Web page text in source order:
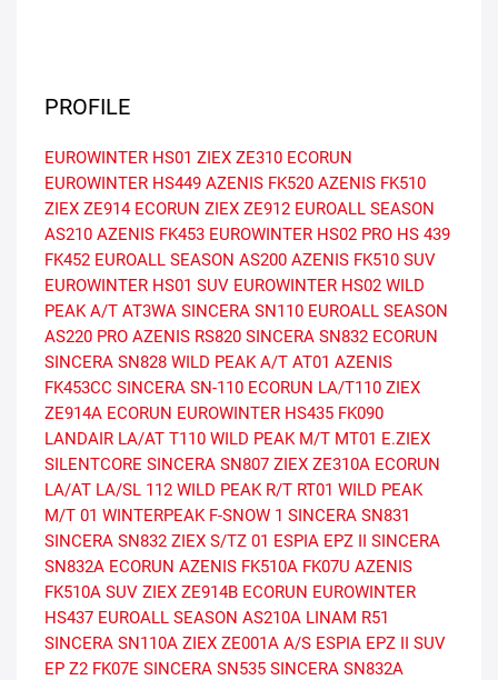
PROFILE
EUROWINTER HS01 ZIEX ZE310 ECORUN
EUROWINTER HS449 AZENIS FK520 AZENIS FK510
ZIEX ZE914 ECORUN ZIEX ZE912 EUROALL SEASON
AS210 AZENIS FK453 EUROWINTER HS02 PRO HS 439
FK452 EUROALL SEASON AS200 AZENIS FK510 SUV
EUROWINTER HS01 SUV EUROWINTER HS02 WILD
PEAK A/T AT3WA SINCERA SN110 EUROALL SEASON
AS220 PRO AZENIS RS820 SINCERA SN832 ECORUN
SINCERA SN828 WILD PEAK A/T AT01 AZENIS
FK453CC SINCERA SN-110 ECORUN LA/T110 ZIEX
ZE914A ECORUN EUROWINTER HS435 FK090
LANDAIR LA/AT T110 WILD PEAK M/T MT01 E.ZIEX
SILENTCORE SINCERA SN807 ZIEX ZE310A ECORUN
LA/AT LA/SL 112 WILD PEAK R/T RT01 WILD PEAK
M/T 01 WINTERPEAK F-SNOW 1 SINCERA SN831
SINCERA SN832 ZIEX S/TZ 01 ESPIA EPZ II SINCERA
SN832A ECORUN AZENIS FK510A FK07U AZENIS
FK510A SUV ZIEX ZE914B ECORUN EUROWINTER
HS437 EUROALL SEASON AS210A LINAM R51
SINCERA SN110A ZIEX ZE001A A/S ESPIA EPZ II SUV
EP Z2 FK07E SINCERA SN535 SINCERA SN832A